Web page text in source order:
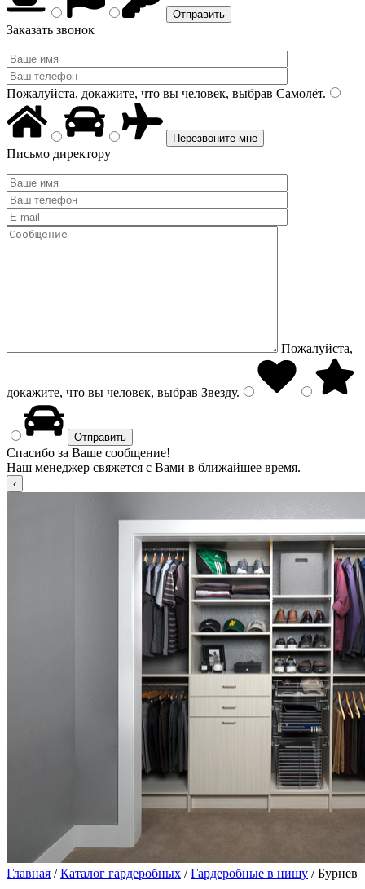
Заказать звонок
Пожалуйста, докажите, что вы человек, выбрав Самолёт.
Письмо директору
Пожалуйста,
докажите, что вы человек, выбрав Звезду.
Спасибо за Ваше сообщение!
Наш менеджер свяжется с Вами в ближайшее время.
Главная /Каталог гардеробных /Гардеробные в нишу / Бурнев